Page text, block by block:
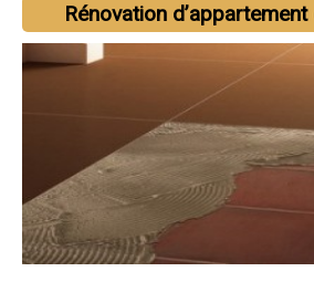
Rénovation